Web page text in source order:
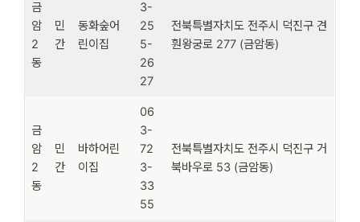
금
암
2
동
민
간
동화숲어
린이집
3-
25
5-
26
27
전북특별자치도 전주시 덕진구 견
훤왕궁로 277 (금암동)
금
암
2
동
민
간
바하어린
이집
06
3-
72
3-
33
55
전북특별자치도 전주시 덕진구 거
북바우로 53 (금암동)